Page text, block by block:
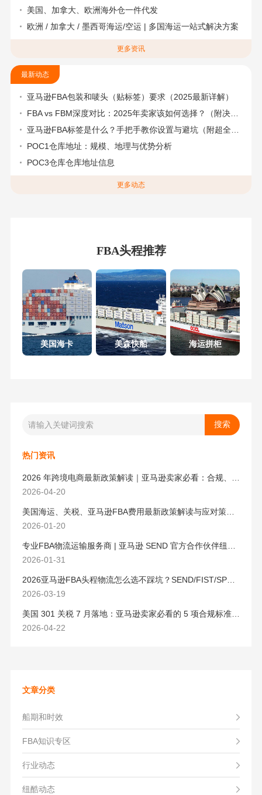
美国、加拿大、欧洲海外仓一件代发
欧洲 / 加拿大 / 墨西哥海运/空运 | 多国海运一站式解决方案
更多资讯
最新动态
亚马逊FBA包装和唛头（贴标签）要求（2025最新详解）
FBA vs FBM深度对比：2025年卖家该如何选择？（附决策流程图）
亚马逊FBA标签是什么？手把手教你设置与避坑（附超全指南）
POC1仓库地址：规模、地理与优势分析
POC3仓库仓库地址信息
更多动态
FBA头程推荐
美国海卡 美森快船 海运拼柜
热门资讯
2026-04-20
美国海运、关税、亚马逊FBA费用最新政策解读与应对策略（2026版）
2026-01-20
2026-01-31
2026亚马逊FBA头程物流怎么选不踩坑？SEND/FIST/SPN官方认证物流商，只有这家敢承诺“准达率第一”
2026-03-19
美国 301 关税 7 月落地：亚马逊卖家必看的 5 项合规标准与稳交付方案
2026-04-22
文章分类
船期和时效
FBA知识专区
行业动态
纽酷动态